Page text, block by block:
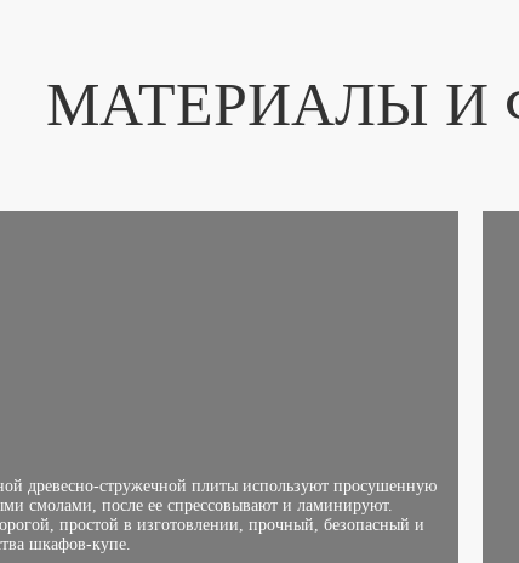
МАТЕРИАЛЫ И
древесно-стружечной плиты используют просушенную
смолами, после ее спрессовывают и ламинируют.
простой в изготовлении, прочный, безопасный и
шкафов-купе.